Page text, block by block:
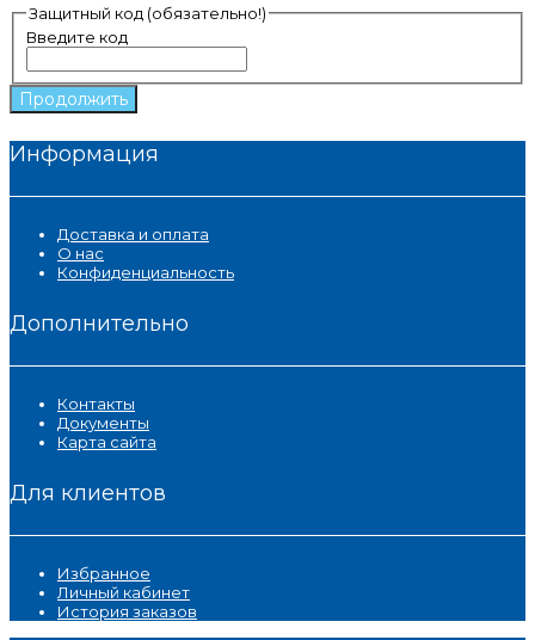
Защитный код (обязательно!)
Введите код
Продолжить
Информация
Доставка и оплата
О нас
Конфиденциальность
Дополнительно
Контакты
Документы
Карта сайта
Для клиентов
Избранное
Личный кабинет
История заказов